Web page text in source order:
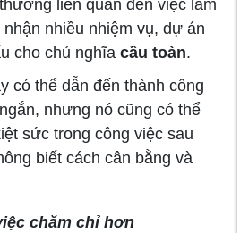
liên quan đến việc làm
nhiều nhiệm vụ, dự án
cho chủ nghĩa cầu toàn.
có thể dẫn đến thành công
nhưng nó cũng có thể
sức trong công việc sau
biết cách cân bằng và
chăm chỉ hơn